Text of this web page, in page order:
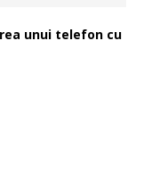
unui telefon cu